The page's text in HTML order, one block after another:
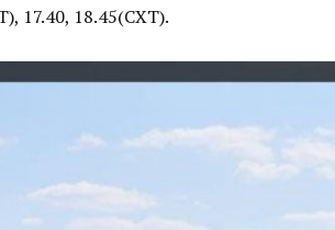
17.40, 18.45(СХТ).